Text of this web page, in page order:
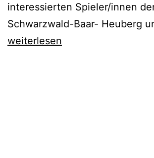
interessierten Spieler/innen
Schwarzwald-Baar- Heuberg
weiterlesen